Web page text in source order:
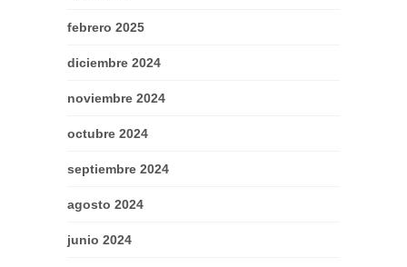
febrero 2025
diciembre 2024
noviembre 2024
octubre 2024
septiembre 2024
agosto 2024
junio 2024